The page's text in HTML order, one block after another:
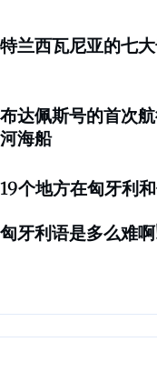
特兰西瓦尼亚的七
布达佩斯号的首次
河海船
19个地方在匈牙利
匈牙利语是多么难